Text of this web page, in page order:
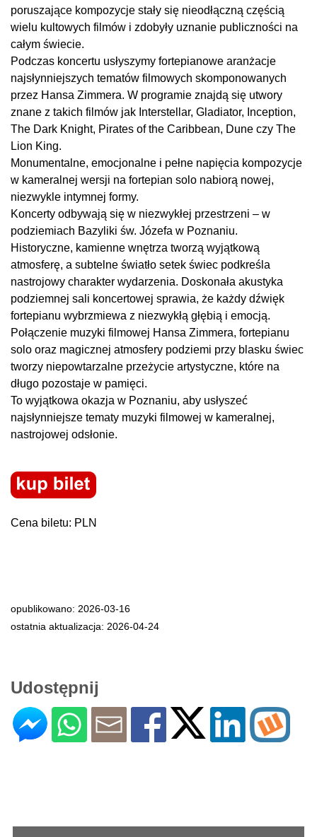
poruszające kompozycje stały się nieodłączną częścią
wielu kultowych filmów i zdobyły uznanie publiczności na
całym świecie.
Podczas koncertu usłyszymy fortepianowe aranżacje
najsłynniejszych tematów filmowych skomponowanych
przez Hansa Zimmera. W programie znajdą się utwory
znane z takich filmów jak Interstellar, Gladiator, Inception,
The Dark Knight, Pirates of the Caribbean, Dune czy The
Lion King.
Monumentalne, emocjonalne i pełne napięcia kompozycje
w kameralnej wersji na fortepian solo nabiorą nowej,
niezwykle intymnej formy.
Koncerty odbywają się w niezwykłej przestrzeni – w
podziemiach Bazyliki św. Józefa w Poznaniu.
Historyczne, kamienne wnętrza tworzą wyjątkową
atmosferę, a subtelne światło setek świec podkreśla
nastrojowy charakter wydarzenia. Doskonała akustyka
podziemnej sali koncertowej sprawia, że każdy dźwięk
fortepianu wybrzmiewa z niezwykłą głębią i emocją.
Połączenie muzyki filmowej Hansa Zimmera, fortepianu
solo oraz magicznej atmosfery podziemi przy blasku świec
tworzy niepowtarzalne przeżycie artystyczne, które na
długo pozostaje w pamięci.
To wyjątkowa okazja w Poznaniu, aby usłyszeć
najsłynniejsze tematy muzyki filmowej w kameralnej,
nastrojowej odsłonie.
Cena biletu: PLN
opublikowano: 2026-03-16
ostatnia aktualizacja: 2026-04-24
Udostępnij